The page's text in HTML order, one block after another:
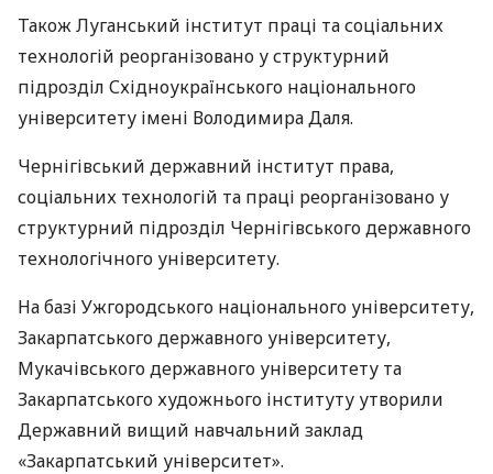
Також Луганський інститут праці та соціальних
технологій реорганізовано у структурний
підрозділ Східноукраїнського національного
університету імені Володимира Даля.
Чернігівський державний інститут права,
соціальних технологій та праці реорганізовано у
структурний підрозділ Чернігівського державного
технологічного університету.
На базі Ужгородського національного університету,
Закарпатського державного університету,
Мукачівського державного університету та
Закарпатського художнього інституту утворили
Державний вищий навчальний заклад
«Закарпатський університет».